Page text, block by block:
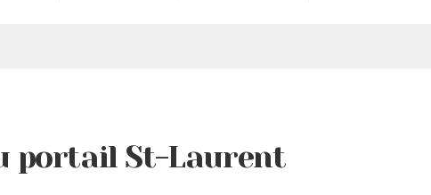
portail St-Laurent